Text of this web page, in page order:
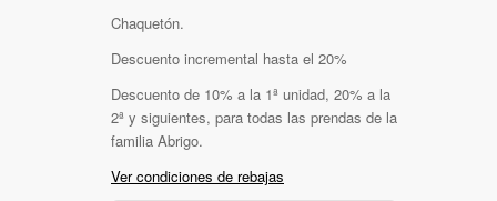
Chaquetón.
Descuento incremental hasta el 20%
Descuento de 10% a la 1ª unidad, 20% a la
2ª y siguientes, para todas las prendas de la
familia Abrigo.
Ver condiciones de rebajas